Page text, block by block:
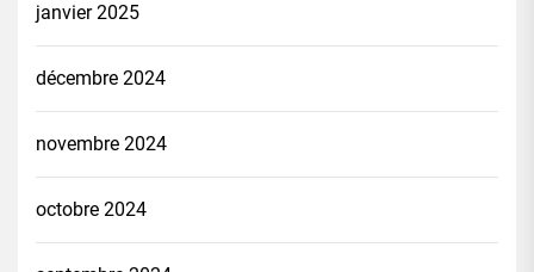
janvier 2025
décembre 2024
novembre 2024
octobre 2024